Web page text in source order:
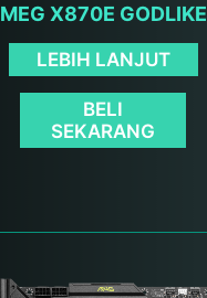
MEG X870E GODLIKE
LEBIH LANJUT
BELI
SEKARANG